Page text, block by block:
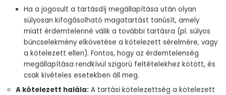
Ha a jogosult a tartásdíj megállapítása után olyan
súlyosan kifogásolható magatartást tanúsít, amely
miatt érdemtelenné válik a további tartásra (pl. súlyos
bűncselekmény elkövetése a kötelezett sérelmére, vagy
a kötelezett ellen). Fontos, hogy az érdemtelenség
megállapítása rendkívül szigorú feltételekhez kötött, és
csak kivételes esetekben áll meg.
A kötelezett halála: A tartási kötelezettség a kötelezett